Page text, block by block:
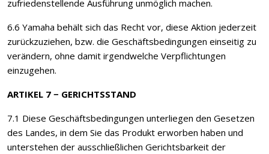
zufriedenstellende Ausführung unmöglich machen.
6.6 Yamaha behält sich das Recht vor, diese Aktion jederzeit
zurückzuziehen, bzw. die Geschäftsbedingungen einseitig zu
verändern, ohne damit irgendwelche Verpflichtungen
einzugehen.
ARTIKEL 7 − GERICHTSSTAND
7.1 Diese Geschäftsbedingungen unterliegen den Gesetzen
des Landes, in dem Sie das Produkt erworben haben und
unterstehen der ausschließlichen Gerichtsbarkeit der